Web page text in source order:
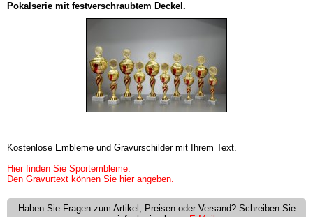
Pokalserie mit festverschraubtem Deckel.
Kostenlose Embleme und Gravurschilder mit Ihrem Text.
Hier finden Sie Sportembleme.
Den Gravurtext können Sie hier angeben.
Haben Sie Fragen zum Artikel, Preisen oder Versand? Schreiben Sie